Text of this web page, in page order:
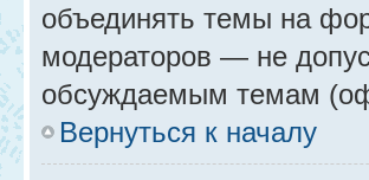
объединять темы на
модераторов — не
обсуждаемым темам
Вернуться к началу